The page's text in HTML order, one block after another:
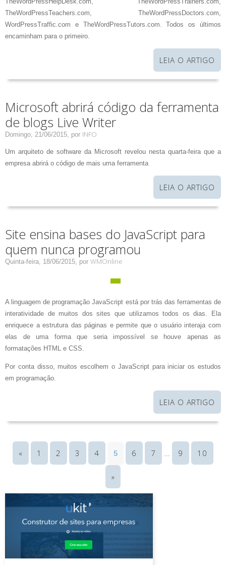
TheWordPressTeachers.com, TheWordPressDoctors.com,
WordPressTraffic.com e TheWordPressTutors.com. Todos os últimos
encaminham para o primeiro.
LEIA O ARTIGO
Microsoft abrirá código da ferramenta
de blogs Live Writer
Domingo, 21/06/2015, por INFO
Um arquiteto de software da Microsoft revelou nesta quarta-feira que a
empresa abrirá o código de mais uma ferramenta
LEIA O ARTIGO
Site ensina bases do JavaScript para
quem nunca programou
Quinta-feira, 18/06/2015, por WMOnline
A linguagem de programação JavaScript está por trás das ferramentas de
interatividade de muitos dos sites que utilizamos todos os dias. Ela
enriquece a estrutura das páginas e permite que o usuário interaja com
elas de uma forma que seria impossível se houve apenas as
formatações HTML e CSS.
Por conta disso, muitos escolhem o JavaScript para iniciar os estudos
em programação.
LEIA O ARTIGO
« 1 2 3 4 5 6 7 ... 9 10
»